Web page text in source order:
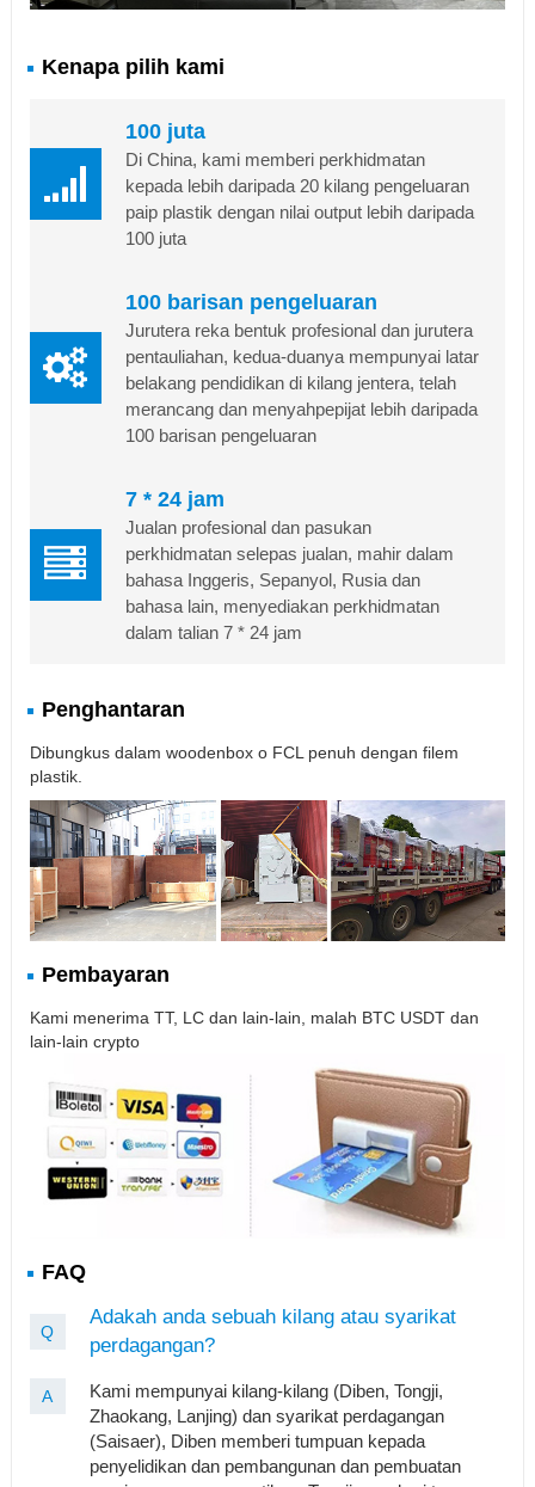
Kenapa pilih kami
100 juta
Di China, kami memberi perkhidmatan
kepada lebih daripada 20 kilang pengeluaran
paip plastik dengan nilai output lebih daripada
100 juta
100 barisan pengeluaran
Jurutera reka bentuk profesional dan jurutera
pentauliahan, kedua-duanya mempunyai latar
belakang pendidikan di kilang jentera, telah
merancang dan menyahpepijat lebih daripada
100 barisan pengeluaran
7 * 24 jam
Jualan profesional dan pasukan
perkhidmatan selepas jualan, mahir dalam
bahasa Inggeris, Sepanyol, Rusia dan
bahasa lain, menyediakan perkhidmatan
dalam talian 7 * 24 jam
Penghantaran
Dibungkus dalam woodenbox o FCL penuh dengan filem
plastik.
Pembayaran
Kami menerima TT, LC dan lain-lain, malah BTC USDT dan
lain-lain crypto
FAQ
Q
Adakah anda sebuah kilang atau syarikat
perdagangan?
A
Kami mempunyai kilang-kilang (Diben, Tongji,
Zhaokang, Lanjing) dan syarikat perdagangan
(Saisaer), Diben memberi tumpuan kepada
penyelidikan dan pembangunan dan pembuatan